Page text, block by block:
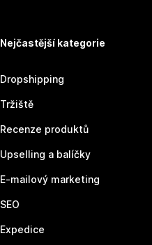
Nejčastější kategorie
Dropshipping
Tržiště
Recenze produktů
Upselling a balíčky
E-mailový marketing
SEO
Expedice